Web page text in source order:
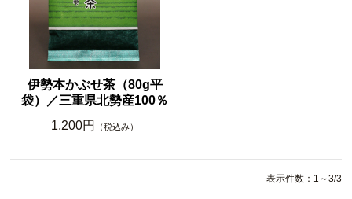
伊勢本かぶせ茶（80g平
袋）／三重県北勢産100％
1,200円
（税込み）
表示件数：1～3/3